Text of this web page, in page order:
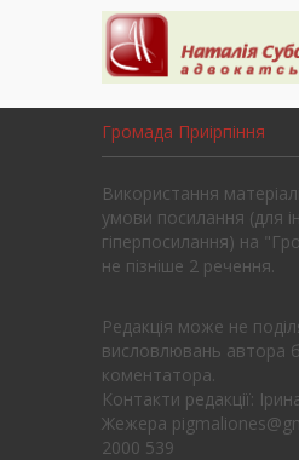
Громада Приірпіння
Використання
умови посилання (для
гіперпосилання) на
не пізніше 2 речення.
Редакція може не
висловлювань автора
коментатора.
Контакти редакції:
Жежера
2000 539